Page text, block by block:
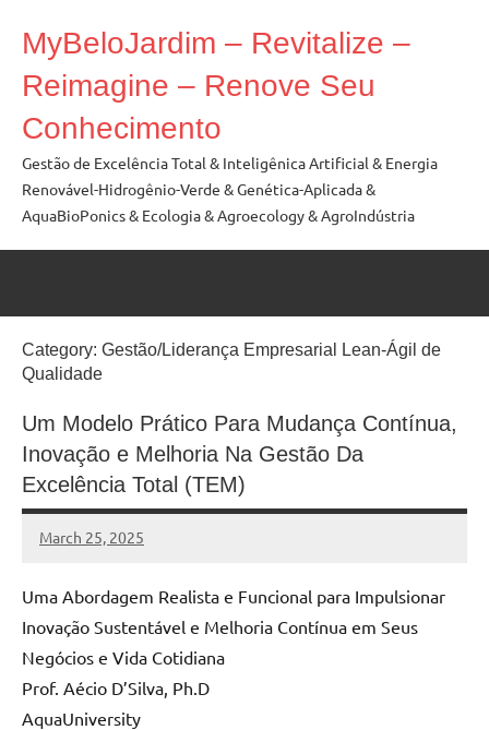
content
MyBeloJardim – Revitalize –
Reimagine – Renove Seu
Conhecimento
Gestão de Excelência Total & Inteligênica Artificial & Energia
Renovável-Hidrogênio-Verde & Genética-Aplicada &
AquaBioPonics & Ecologia & Agroecology & AgroIndústria
Category: Gestão/Liderança Empresarial Lean-Ágil de
Qualidade
Um Modelo Prático Para Mudança Contínua,
Inovação e Melhoria Na Gestão Da
Excelência Total (TEM)
March 25, 2025
MyBelo
No
Uma Abordagem Realista e Funcional para Impulsionar
Inovação Sustentável e Melhoria Contínua em Seus
Negócios e Vida Cotidiana
Prof. Aécio D’Silva, Ph.D
AquaUniversity